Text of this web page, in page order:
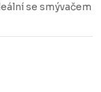
se smývačem